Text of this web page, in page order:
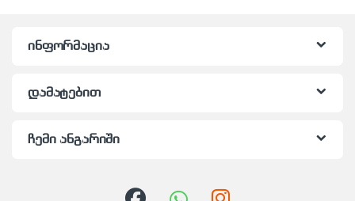
ინფორმაცია
დამატებით
ჩემი ანგარიში